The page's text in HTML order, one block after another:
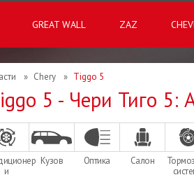
GREAT WALL ZAZ
» Chery » Tiggo 5
5 - Чери Тиго 5:
и
Кузов Оптика Салон